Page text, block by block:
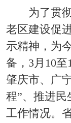
为了贯彻
老区建设促
示精神，为
备，3月10至
肇庆市、广
程”、推进
工作情况。